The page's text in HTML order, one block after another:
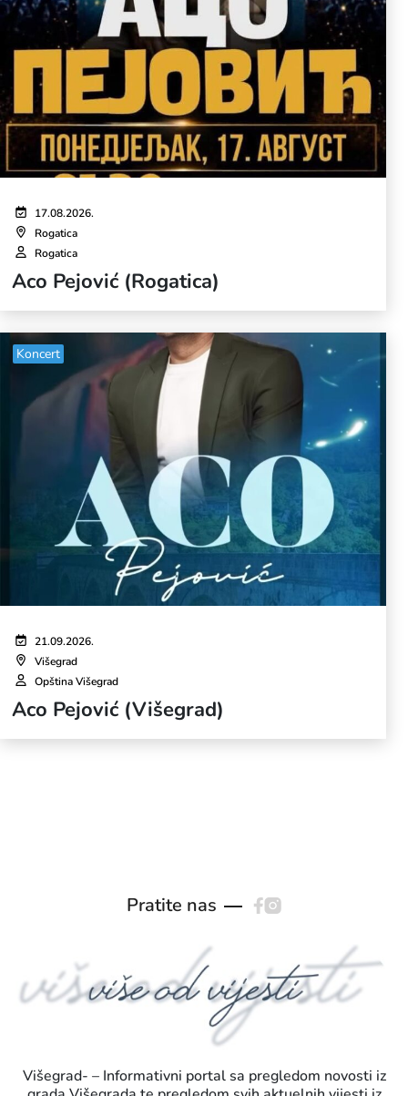
17.08.2026.
Rogatica
Rogatica
Aco Pejović (Rogatica)
Koncert
21.09.2026.
Višegrad
Opština Višegrad
Aco Pejović (Višegrad)
Pratite nas
Višegrad- – Informativni portal sa pregledom novosti iz